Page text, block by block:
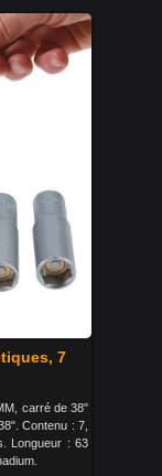
7
carré de 38"
Contenu : 7,
Longueur : 63